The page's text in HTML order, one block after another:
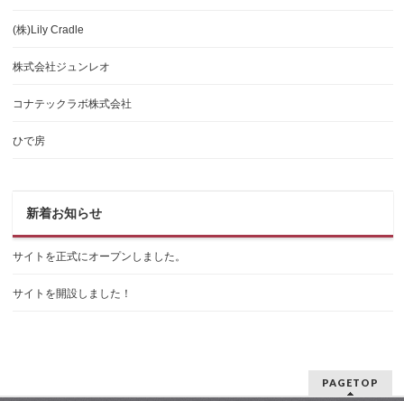
(株)Lily Cradle
株式会社ジュンレオ
コナテックラボ株式会社
ひで房
新着お知らせ
サイトを正式にオープンしました。
サイトを開設しました！
PAGETOP